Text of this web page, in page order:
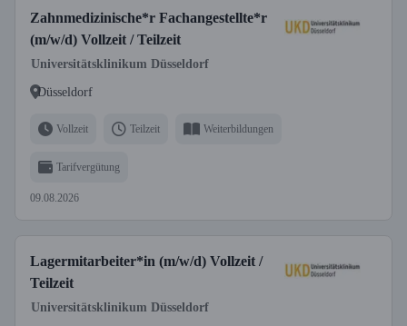
Zahnmedizinische*r Fachangestellte*r
(m/w/d) Vollzeit / Teilzeit
Universitätsklinikum Düsseldorf
Düsseldorf
Vollzeit Teilzeit Weiterbildungen
Tarifvergütung
09.08.2026
Lagermitarbeiter*in (m/w/d) Vollzeit /
Teilzeit
Universitätsklinikum Düsseldorf